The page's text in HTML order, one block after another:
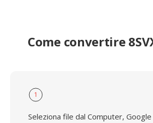
Come convertire
1
Seleziona file dal Computer,